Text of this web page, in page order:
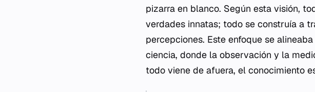
pizarra en blanco. Según esta visión,
verdades innatas; todo se construía a
percepciones. Este enfoque se
ciencia, donde la observación y la
todo viene de afuera, el conocimiento